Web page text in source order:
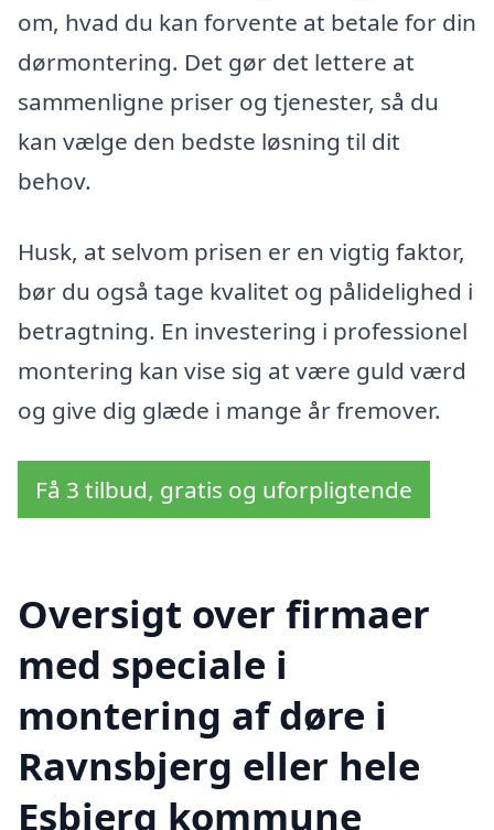
om, hvad du kan forvente at betale for din
dørmontering. Det gør det lettere at
sammenligne priser og tjenester, så du
kan vælge den bedste løsning til dit
behov.
Husk, at selvom prisen er en vigtig faktor,
bør du også tage kvalitet og pålidelighed i
betragtning. En investering i professionel
montering kan vise sig at være guld værd
og give dig glæde i mange år fremover.
Få 3 tilbud, gratis og uforpligtende
Oversigt over firmaer
med speciale i
montering af døre i
Ravnsbjerg eller hele
Esbjerg kommune